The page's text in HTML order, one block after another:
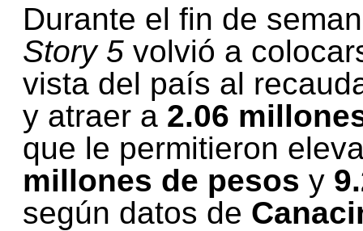
Durante el fin de
Story 5 volvió a
vista del país al
y atraer a 2.06
que le permitieron
millones de pesos y
según datos de